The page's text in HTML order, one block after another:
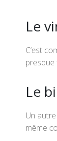
Le
C’est
presque
Le
Un
même